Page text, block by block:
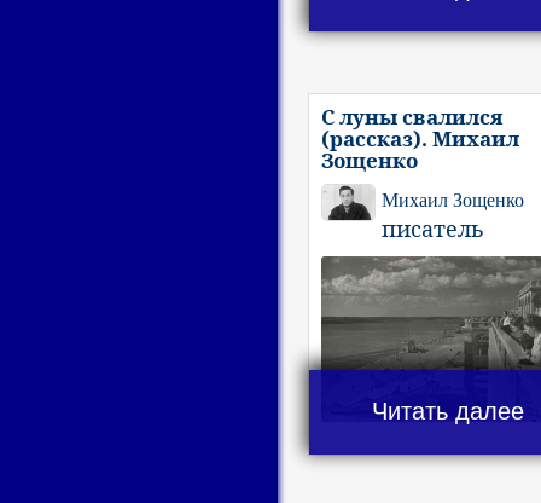
С луны свалился
(рассказ). Михаил
Зощенко
Михаил Зощенко
писатель
Читать далее